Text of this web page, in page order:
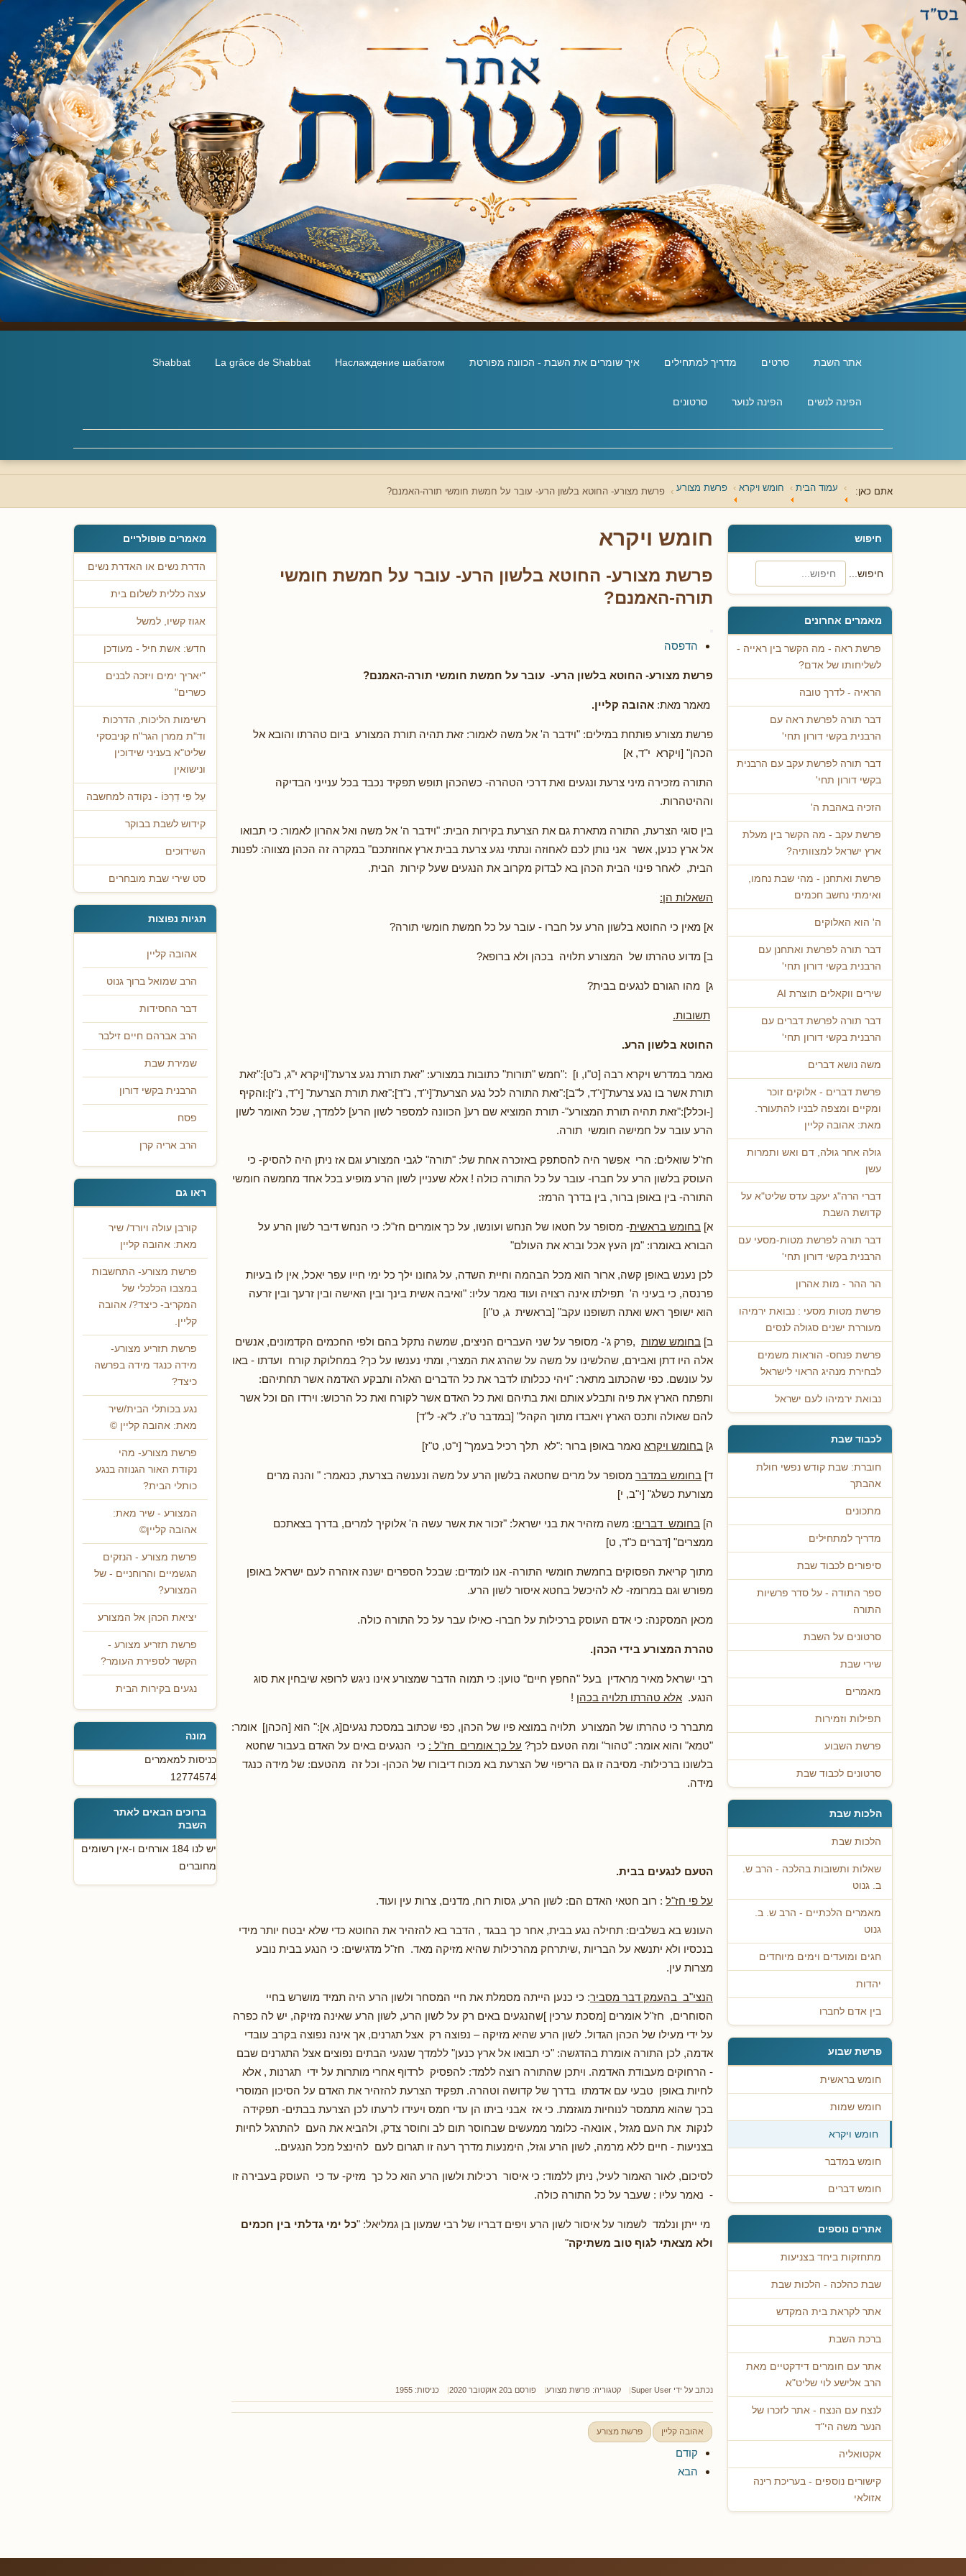
אתר השבת סרטים מדריך למתחילים איך שומרים את השבת - הכוונה מפורטת Наслаждение шабатом
La grâce de Shabbat
Shabbat
הפינה לנשים הפינה לנוער סרטונים
אתם כאן: עמוד הבית חומש ויקרא פרשת מצורע פרשת מצורע- החוטא בלשון הרע- עובר על חמשת חומשי תורה-האמנם?
חיפוש
חיפוש...
מאמרים אחרונים
פרשת ראה - מה הקשר בין ראייה -
לשליחותו של אדם?
הראיה - לדרך טובה
דבר תורה לפרשת ראה עם
הרבנית בקשי דורון תחי'
דבר תורה לפרשת עקב עם הרבנית
בקשי דורון תחי'
הזכיה באהבת ה'
פרשת עקב - מה הקשר בין מעלת
ארץ ישראל למצוותיה?
פרשת ואתחנן - מהי שבת נחמו,
ואימתי נחשב חכמים
ה' הוא האלוקים
דבר תורה לפרשת ואתחנן עם
הרבנית בקשי דורון תחי'
שירים ווקאלים תוצרת AI
דבר תורה לפרשת דברים עם
הרבנית בקשי דורון תחי'
משה נושא דברים
פרשת דברים - אלוקים זוכר
ומקיים ומצפה לבניו להתעורר.
מאת: אהובה קליין
גולה אחר גולה, דם ואש ותמרות
עשן
דברי הרה"ג יעקב עדס שליט"א על
קדושת השבת
דבר תורה לפרשת מטות-מסעי עם
הרבנית בקשי דורון תחי'
הר ההר - מות אהרון
פרשת מטות מסעי : נבואת ירמיהו
מעוררת ישנים סגולה לנסים
פרשת פנחס- הוראות משמים
לבחירת מנהיג הראוי לישראל
נבואת ירמיהו לעם ישראל
לכבוד שבת
חוברת: שבת קודש נפשי חולת
אהבתך
מתכונים
מדריך למתחילים
סיפורים לכבוד שבת
ספר התודה - על סדר פרשיות
התורה
סרטונים על השבת
שירי שבת
מאמרים
תפילות וזמירות
פרשת השבוע
סרטונים לכבוד שבת
הלכות שבת
הלכות שבת
שאלות ותשובות בהלכה - הרב ש.
ב. גנוט
מאמרים הלכתיים - הרב ש. ב.
גנוט
חגים ומועדים וימים מיוחדים
יהדות
בין אדם לחברו
פרשת שבוע
חומש בראשית
חומש שמות
חומש ויקרא
חומש במדבר
חומש דברים
אתרים נוספים
מתחזקות ביחד בצניעות
שבת כהלכה - הלכות שבת
אתר לקראת בית המקדש
ברכת השבת
אתר עם חומרים דידקטיים מאת
הרב אלישע לוי שליט"א
לנצח עם הנצח - אתר לזכרו של
הנער משה הי"ד
אקטואליה
קישורים נוספים - בעריכת רינה
אזולאי
חומש ויקרא
פרשת מצורע- החוטא בלשון הרע- עובר על חמשת חומשי
תורה-האמנם?
הדפסה
פרשת מצורע- החוטא בלשון הרע- עובר על חמשת חומשי תורה-האמנם?
מאמר מאת: אהובה קליין.
פרשת מצורע פותחת במילים: "וידבר ה' אל משה לאמור: זאת תהיה תורת המצורע ביום טהרתו והובא אל
הכהן" [ויקרא י"ד, א]
התורה מזכירה מיני צרעת ונגעים ואת דרכי הטהרה- כשהכהן תופש תפקיד נכבד בכל ענייני הבדיקה
וההיטהרות.
בין סוגי הצרעת, התורה מתארת גם את הצרעת בקירות הבית: "וידבר ה' אל משה ואל אהרון לאמור: כי תבואו
אל ארץ כנען, אשר אני נותן לכם לאחוזה ונתתי נגע צרעת בבית ארץ אחוזתכם" במקרה זה הכהן מצווה: לפנות
הבית, לאחר פינוי הבית הכהן בא לבדוק מקרוב את הנגעים שעל קירות הבית.
השאלות הן:
א] מאין כי החוטא בלשון הרע על חברו - עובר על כל חמשת חומשי תורה?
ב] מדוע טהרתו של המצורע תלויה בכהן ולא ברופא?
ג] מהו הגורם לנגעים בבית?
תשובות.
החוטא בלשון הרע.
נאמר במדרש ויקרא רבה [ט"ו, ו] :"חמש "תורות" כתובות במצורע: "זאת תורת נגע צרעת"[ויקרא י"ג, נ"ט]:"זאת
תורת אשר בו נגע צרעת"[י"ד, ל"ב]:"זאת התורה לכל נגע הצרעת"[י"ד, נ"ד]:"זאת תורת הצרעת" [י"ד, נ"ז]:והקיף
[-וכלל]:"זאת תהיה תורת המצורע"- תורת המוציא שם רע[ הכוונה למספר לשון הרע] ללמדך, שכל האומר לשון
הרע עובר על חמישה חומשי תורה.
חז"ל שואלים: הרי אפשר היה להסתפק באזכרה אחת של: "תורה" לגבי המצורע וגם אז ניתן היה להסיק- כי
העוסק בלשון הרע על חברו- עובר על כל התורה כולה ! אלא שעניין לשון הרע מופיע בכל אחד מחמשה חומשי
התורה- בין באופן ברור, בין בדרך הרמז:
א] בחומש בראשית- מסופר על חטאו של הנחש ועונשו, על כך אומרים חז"ל: כי הנחש דיבר לשון הרע על
הבורא באומרו: "מן העץ אכל וברא את העולם"
לכן נענש באופן קשה, ארור הוא מכל הבהמה וחיית השדה, על גחונו ילך כל ימי חייו עפר יאכל, אין לו בעיות
פרנסה, כי בעיני ה' תפילתו אינה רצויה ועוד נאמר עליו: "ואיבה אשית בינך ובין האישה ובין זרעך ובין זרעה
הוא ישופך ראש ואתה תשופנו עקב" [בראשית ג, ט"ו]
ב] בחומש שמות ,פרק ג'- מסופר על שני העברים הניצים, שמשה נתקל בהם ולפי החכמים הקדמונים, אנשים
אלה היו דתן ואבירם, שהלשינו על משה על שהרג את המצרי, ומתי נענשו על כך? במחלוקת קורח ועדתו - באו
על עונשם. כפי שהכתוב מתאר: "ויהי ככלותו לדבר את כל הדברים האלה ותבקע האדמה אשר תחתיהם:
ותפתח הארץ את פיה ותבלע אותם ואת בתיהם ואת כל האדם אשר לקורח ואת כל הרכוש: וירדו הם וכל אשר
להם שאולה ותכס הארץ ויאבדו מתוך הקהל" [במדבר ט"ז. ל"א- ל"ד]
ג] בחומש ויקרא נאמר באופן ברור :"לא תלך רכיל בעמך" [י"ט, ט"ז]
ד] בחומש במדבר מסופר על מרים שחטאה בלשון הרע על משה ונענשה בצרעת, כנאמר: " והנה מרים
מצורעת כשלג" [י"ב, י]
ה] בחומש דברים: משה מזהיר את בני ישראל: "זכור את אשר עשה ה' אלוקיך למרים, בדרך בצאתכם
ממצרים" [דברים כ"ד, ט]
מתוך קריאת הפסוקים בחמשת חומשי התורה- אנו לומדים: שבכל הספרים ישנה אזהרה לעם ישראל באופן
מפורש וגם במרומז- לא להיכשל בחטא איסור לשון הרע.
מכאן המסקנה: כי אדם העוסק ברכילות על חברו- כאילו עבר על כל התורה כולה.
טהרת המצורע בידי הכהן.
רבי ישראל מאיר מראדין בעל "החפץ חיים" טוען: כי תמוה הדבר שמצורע אינו ניגש לרופא שיבחין את סוג
הנגע. אלא טהרתו תלויה בכהן !
מתברר כי טהרתו של המצורע תלויה במוצא פיו של הכהן, כפי שכתוב במסכת נגעים[ג, א]:" הוא [הכהן] אומר:
"טמא" והוא אומר: "טהור" ומה הטעם לכך? על כך אומרים חז"ל : כי הנגעים באים על האדם בעבור שחטא
בלשונו ברכילות- מסיבה זו גם הריפוי של הצרעת בא מכוח דיבורו של הכהן- וכל זה מהטעם: של מידה כנגד
מידה.
הטעם לנגעים בבית.
על פי חז"ל : רוב חטאי האדם הם: לשון הרע, גסות רוח, מדנים, צרות עין ועוד.
העונש בא בשלבים: תחילה נגע בבית, אחר כך בבגד , הדבר בא להזהיר את החוטא כדי שלא יבטח יותר מידי
בנכסיו ולא יתנשא על הבריות ,שיתרחק מהרכילות שהיא מזיקה מאד. חז"ל מדגישים: כי הנגע בבית נובע
מצרות עין.
הנצי"ב בהעמק דבר מסביר: כי כנען הייתה מסמלת את חיי המסחר ולשון הרע היה תמיד מושרש בחיי
הסוחרים, חז"ל אומרים [מסכת ערכין ]שהנגעים באים רק על לשון הרע, לשון הרע שאינה מזיקה, יש לה כפרה
על ידי מעילו של הכהן הגדול. לשון הרע שהיא מזיקה – נפוצה רק אצל תגרנים, אך אינה נפוצה בקרב עובדי
אדמה, לכן התורה אומרת בהדגשה: "כי תבואו אל ארץ כנען" ללמדך שנגעי הבתים נפוצים אצל התגרנים שבם
- הרחוקים מעבודת האדמה. ויתכן שהתורה רוצה ללמד: להפסיק לרדוף אחרי מותרות על ידי תגרנות , אלא
לחיות באופן טבעי עם אדמתו בדרך של קדושה וטהרה. תפקיד הצרעת להזהיר את האדם על הסיכון המוסרי
בכך שהוא מתמסר לנוחיות מוגזמת. כי אז אבני ביתו הן עדי חמס ויעידו לרעתו לכן הצרעת בבתים- תפקידה
לנקות את העם מגזל , אונאה- כלומר ממעשים שבחוסר תום לב וחוסר צדק, ולהביא את העם להתרגל לחיות
בצניעות - חיים ללא מרמה, לשון הרע וגזל, הימנעות מדרך רעה זו תגרום לעם להינצל מכל הנגעים..
לסיכום, לאור האמור לעיל, ניתן ללמוד: כי איסור רכילות ולשון הרע הוא כל כך מזיק- עד כי העוסק בעבירה זו
- נאמר עליו : שעבר על כל התורה כולה.
מי ייתן ונלמד לשמור על איסור לשון הרע ויפים דבריו של רבי שמעון בן גמליאל: "כל ימי גדלתי בין חכמים
ולא מצאתי לגוף טוב משתיקה"
נכתב על ידי Super User קטגוריה: פרשת מצורע פורסם ב20 אוקטובר 2020 כניסות: 1955
אהובה קליין פרשת מצורע
קודם
הבא
מאמרים פופולריים
הדרת נשים או האדרת נשים
עצה כללית לשלום בית
אגוז קשיו, למשל
חדש: אשת חיל - מעודכן
"יאריך ימים ויזכה לבנים
כשרים"
רשימות הליכות, הדרכות
וד"ת ממרן הגר"ח קניבסקי
שליט"א בעניני שידוכין
ונישואין
עַל פִּי דַרְכּוֹ - נקודה למחשבה
קידוש לשבת בבוקר
השידוכים
סט שירי שבת מובחרים
תגיות נפוצות
אהובה קליין
הרב שמואל ברוך גנוט
דבר החסידות
הרב אברהם חיים זילבר
שמירת שבת
הרבנית בקשי דורון
פסח
הרב אריה קרן
ראו גם
קורבן עולה ויורד/ שיר
מאת: אהובה קליין
פרשת מצורע- התחשבות
במצבו הכלכלי של
המקריב- כיצד?/ אהובה
קליין.
פרשת תזריע מצורע-
מידה כנגד מידה בפרשה
כיצד?
נגע בכותלי הבית/שיר
מאת: אהובה קליין ©
פרשת מצורע- מהי
נקודת האור הגנוזה בנגע
כותלי הבית?
המצורע - שיר מאת:
אהובה קליין©
פרשת מצורע - הנזקים
הגשמיים והרוחניים - של
המצורע?
יציאת הכהן אל המצורע
פרשת תזריע מצורע -
הקשר לספירת העומר?
נגעים בקירות הבית
מונה
כניסות למאמרים
12774574
ברוכים הבאים לאתר
השבת
יש לנו 184 אורחים ו-אין רשומים
מחוברים